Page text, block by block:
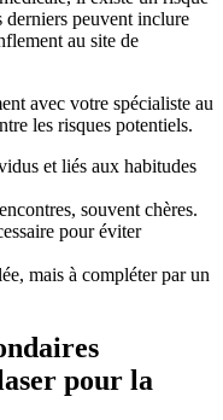
derniers peuvent inclure
au site de
avec votre spécialiste au
les risques potentiels.
et liés aux habitudes
souvent chères.
pour éviter
mais à compléter par un
pour la